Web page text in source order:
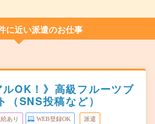
に近い派遣のお仕事
ルOK！》高級フルーツブ
（SNS投稿など）
あり WEB登録OK 派遣